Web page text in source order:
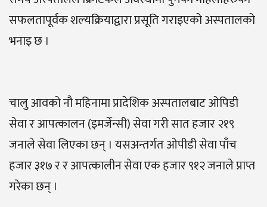
सफलतापूर्वक शल्यक्रियाद्वारा प्रसूति गराइएको अस्पतालको
भनाइ छ ।
चालु आवको नौ महिनामा प्रादेशिक अस्पतालबाट ओपिडी
सेवा र आपत्कालन (इमर्जेन्सी) सेवा गरी सात हजार २१९
जनाले सेवा लिएका छन् । यसअन्तर्गत ओपीडी सेवा पाँच
हजार ३१७ र र आपत्कालीन सेवा एक हजार ९१२ जनाले प्राप्त
गरेका छन् ।